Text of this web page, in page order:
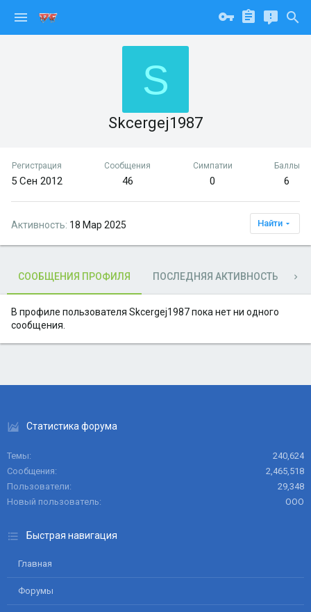
S
Skcergej1987
Регистрация
5 Сен 2012
Сообщения
46
Симпатии
0
Баллы
6
Активность 18 Мар 2025 Найти
СООБЩЕНИЯ ПРОФИЛЯ ПОСЛЕДНЯЯ АКТИВНОСТЬ
В профиле пользователя Skcergej1987 пока нет ни одного
сообщения.
Статистика форума
Темы
240,624
Сообщения
2,465,518
Пользователи
29,348
Новый пользователь
ООО
Быстрая навигация
Главная
Форумы